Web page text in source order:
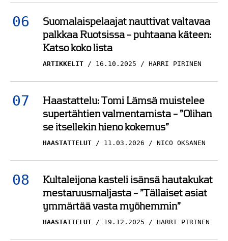
Suomalaispelaajat nauttivat valtavaa
palkkaa Ruotsissa – puhtaana käteen:
Katso koko lista
ARTIKKELIT 16.10.2025 HARRI PIRINEN
Haastattelu: Tomi Lämsä muistelee
supertähtien valmentamista – ”Olihan
se itsellekin hieno kokemus”
HAASTATTELUT 11.03.2026 NICO OKSANEN
Kultaleijona kasteli isänsä hautakukat
mestaruusmaljasta – ”Tällaiset asiat
ymmärtää vasta myöhemmin”
HAASTATTELUT 19.12.2025 HARRI PIRINEN